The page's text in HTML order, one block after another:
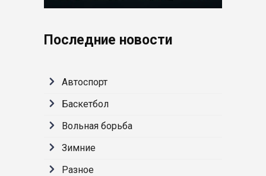
Последние новости
Автоспорт
Баскетбол
Вольная борьба
Зимние
Разное